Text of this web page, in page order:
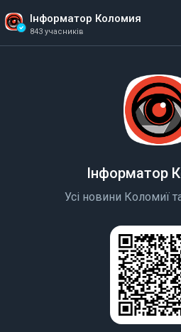
Інформатор Коломия
843 учасників
843
Інформатор
Усі новини Коломиї